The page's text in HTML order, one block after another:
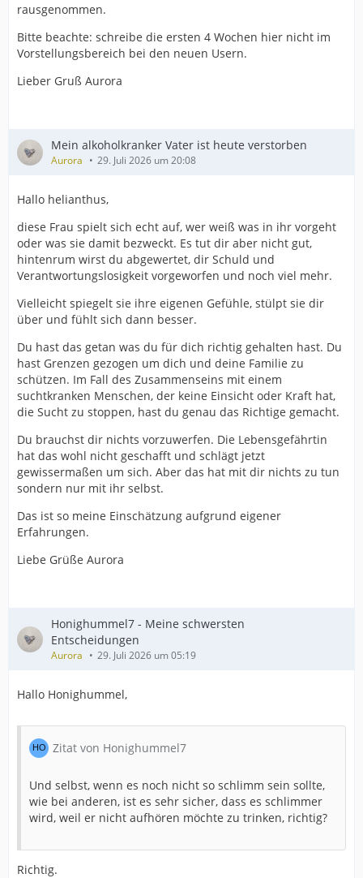
rausgenommen.
Bitte beachte: schreibe die ersten 4 Wochen hier nicht im
Vorstellungsbereich bei den neuen Usern.
Lieber Gruß Aurora
Mein alkoholkranker Vater ist heute verstorben
Aurora 29. Juli 2026 um 20:08
Hallo helianthus,
diese Frau spielt sich echt auf, wer weiß was in ihr vorgeht
oder was sie damit bezweckt. Es tut dir aber nicht gut,
hintenrum wirst du abgewertet, dir Schuld und
Verantwortungslosigkeit vorgeworfen und noch viel mehr.
Vielleicht spiegelt sie ihre eigenen Gefühle, stülpt sie dir
über und fühlt sich dann besser.
Du hast das getan was du für dich richtig gehalten hast. Du
hast Grenzen gezogen um dich und deine Familie zu
schützen. Im Fall des Zusammenseins mit einem
suchtkranken Menschen, der keine Einsicht oder Kraft hat,
die Sucht zu stoppen, hast du genau das Richtige gemacht.
Du brauchst dir nichts vorzuwerfen. Die Lebensgefährtin
hat das wohl nicht geschafft und schlägt jetzt
gewissermaßen um sich. Aber das hat mit dir nichts zu tun
sondern nur mit ihr selbst.
Das ist so meine Einschätzung aufgrund eigener
Erfahrungen.
Liebe Grüße Aurora
Honighummel7 - Meine schwersten
Entscheidungen
Aurora 29. Juli 2026 um 05:19
Hallo Honighummel,
Zitat von Honighummel7
Und selbst, wenn es noch nicht so schlimm sein sollte,
wie bei anderen, ist es sehr sicher, dass es schlimmer
wird, weil er nicht aufhören möchte zu trinken, richtig?
Richtig.